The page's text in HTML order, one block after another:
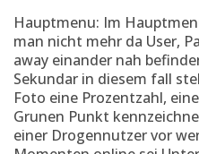
Hauptmenu: Im
man nicht mehr da User,
away einander nah
Sekundar in diesem fall
Foto eine Prozentzahl,
Grunen Punkt
einer Drogennutzer vor